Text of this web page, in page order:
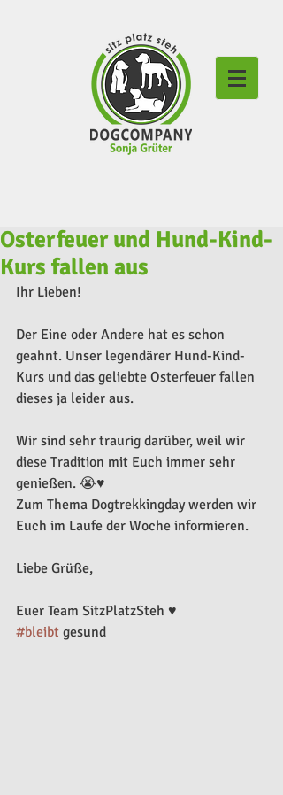
Osterfeuer und Hund-Kind-
Kurs fallen aus
Ihr Lieben!
Der Eine oder Andere hat es schon
geahnt. Unser legendärer Hund-Kind-
Kurs und das geliebte Osterfeuer fallen
dieses ja leider aus.
Wir sind sehr traurig darüber, weil wir
diese Tradition mit Euch immer sehr
genießen. 😭♥️
Zum Thema Dogtrekkingday werden wir
Euch im Laufe der Woche informieren.
Liebe Grüße,
Euer Team SitzPlatzSteh ♥️
#bleibt gesund